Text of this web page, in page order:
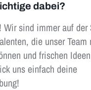
dabei?
Wir sind immer auf der
die unser Team
und frischen
uns einfach deine